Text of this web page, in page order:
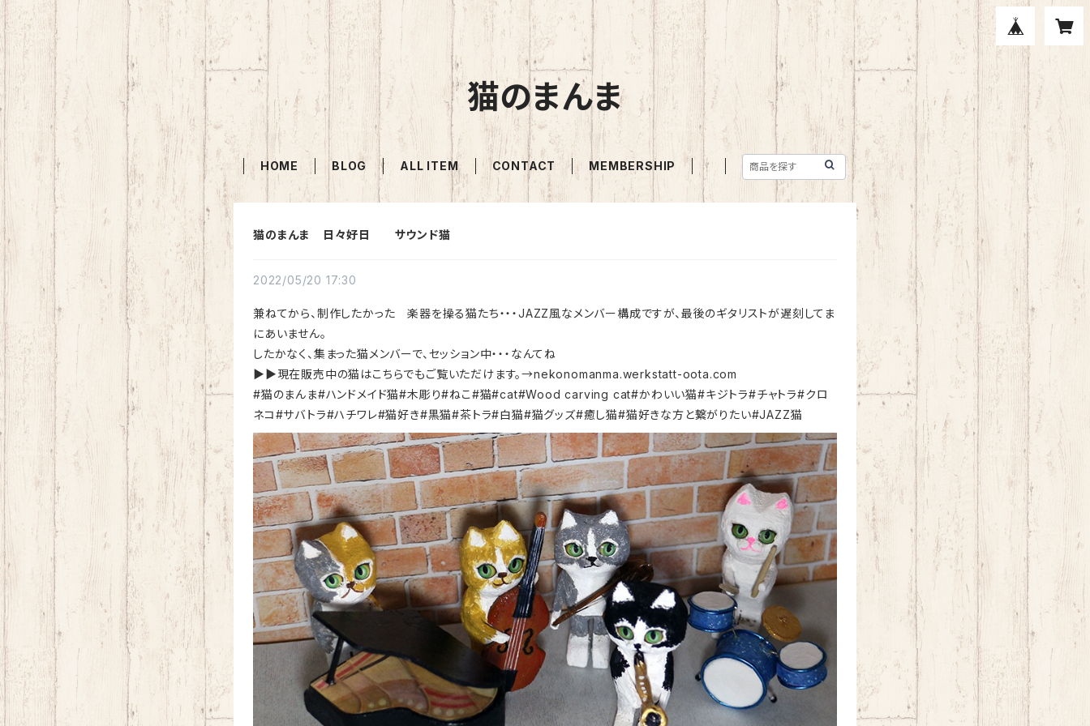
猫のまんま
HOME BLOG ALL ITEM CONTACT MEMBERSHIP
猫のまんま 日々好日 サウンド猫
2022/05/20 17:30
兼ねてから、制作したかった 楽器を操る猫たち・・・JAZZ風なメンバー構成ですが、最後のギタリストが遅刻してま
にあいません。
したかなく、集まった猫メンバーで、セッション中・・・なんてね
▶︎▶︎現在販売中の猫はこちらでもご覧いただけます。→nekonomanma.werkstatt-oota.com
#猫のまんま#ハンドメイド猫#木彫り#ねこ#猫#cat#Wood carving cat#かわいい猫#キジトラ#チャトラ#クロ
ネコ#サバトラ#ハチワレ#猫好き#黒猫#茶トラ#白猫#猫グッズ#癒し猫#猫好きな方と繋がりたい#JAZZ猫